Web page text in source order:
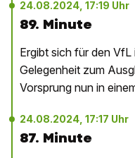
24.08.2024, 17:19 Uhr
89. Minute
Ergibt sich für den
Gelegenheit zum
Vorsprung nun in
24.08.2024, 17:17 Uhr
87. Minute